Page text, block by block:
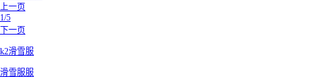
上一页
1/5
下一页
k2滑雪服
滑雪服服